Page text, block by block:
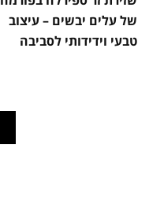
של עלים יבשים – עיצוב
טבעי וידידותי לסביבה